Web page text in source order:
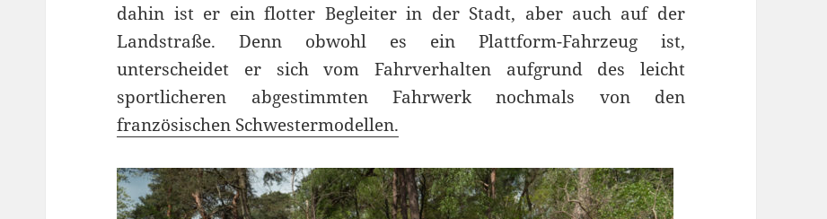
dahin ist er ein flotter Begleiter in der Stadt, aber auch auf der
Landstraße. Denn obwohl es ein Plattform-Fahrzeug ist,
unterscheidet er sich vom Fahrverhalten aufgrund des leicht
sportlicheren abgestimmten Fahrwerk nochmals von den
französischen Schwestermodellen.